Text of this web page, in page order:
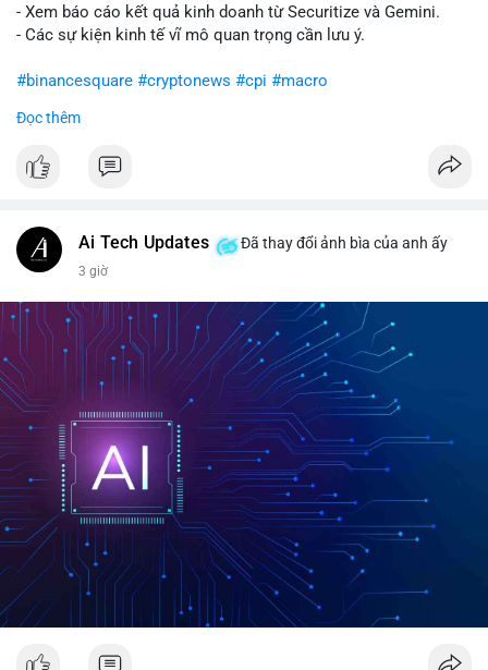
- Xem báo cáo kết quả kinh doanh từ Securitize và Gemini.
- Các sự kiện kinh tế vĩ mô quan trọng cần lưu ý.
#binancesquare #cryptonews #cpi #macro
$btc $eth
#vlikevn #titanbot
Đọc thêm
Ai Tech Updates Đã thay đổi ảnh bìa của anh ấy
3 giờ